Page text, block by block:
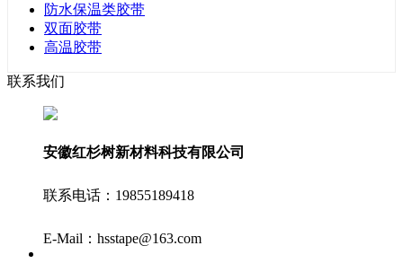
防水保温类胶带
双面胶带
高温胶带
联系我们
安徽红杉树新材料科技有限公司
联系电话：19855189418
E-Mail：hsstape@163.com